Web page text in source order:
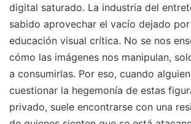
digital saturado. La industria del
sabido aprovechar el vacío dejado
educación visual crítica. No se nos
cómo las imágenes nos manipulan,
a consumirlas. Por eso, cuando
cuestionar la hegemonía de estas
privado, suele encontrarse con una